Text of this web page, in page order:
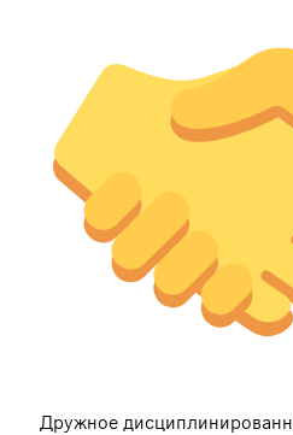
Дружное